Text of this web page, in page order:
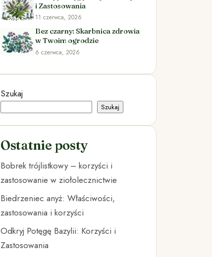
i Zastosowania
11 czerwca, 2026
Bez czarny: Skarbnica zdrowia
w Twoim ogrodzie
6 czerwca, 2026
Szukaj
Szukaj
Ostatnie posty
Bobrek trójlistkowy – korzyści i
zastosowanie w ziołolecznictwie
Biedrzeniec anyż: Właściwości,
zastosowania i korzyści
Odkryj Potęgę Bazylii: Korzyści i
Zastosowania